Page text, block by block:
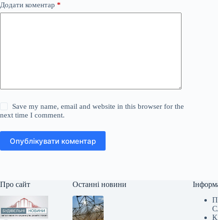
Додати коментар *
Save my name, email and website in this browser for the
next time I comment.
Опублікувати коментар
Про сайт Останні новини